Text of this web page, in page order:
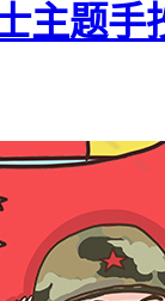
主题手